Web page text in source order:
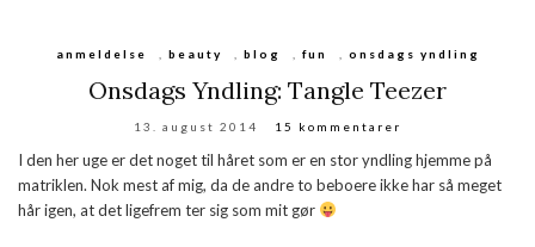
anmeldelse beauty blog fun onsdags yndling
Onsdags Yndling: Tangle Teezer
13. august 2014 15 kommentarer
I den her uge er det noget til håret som er en stor yndling hjemme på
matriklen. Nok mest af mig, da de andre to beboere ikke har så meget
hår igen, at det ligefrem ter sig som mit gør